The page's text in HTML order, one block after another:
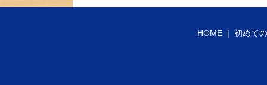
HOME 初めて